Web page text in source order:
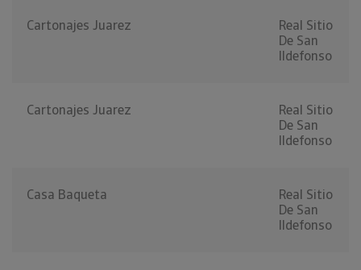
Cartonajes Juarez
Real Sitio
De San
Ildefonso
Cartonajes Juarez
Real Sitio
De San
Ildefonso
Casa Baqueta
Real Sitio
De San
Ildefonso